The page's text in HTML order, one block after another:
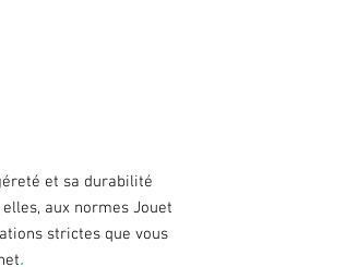
et sa durabilité
aux normes Jouet
strictes que vous
.